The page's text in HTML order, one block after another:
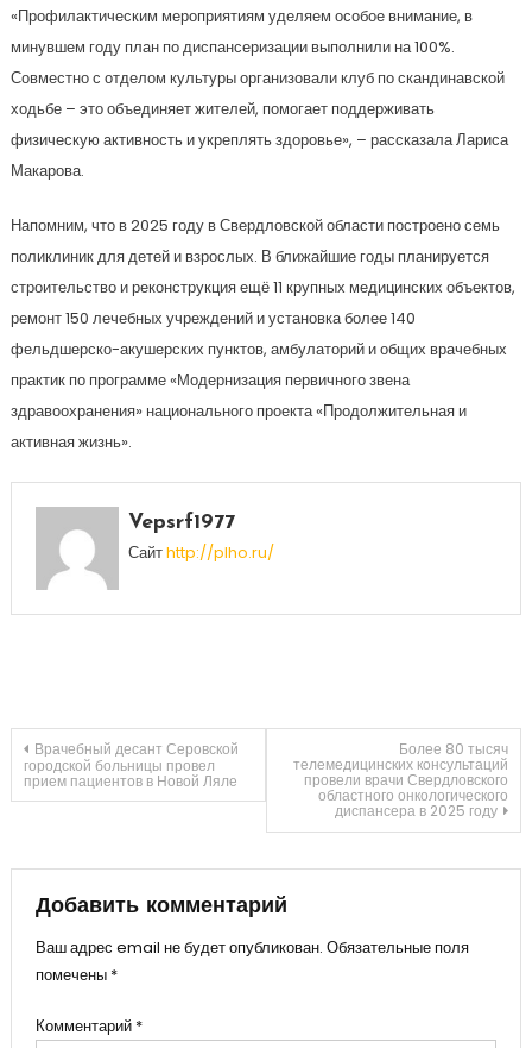
«Профилактическим мероприятиям уделяем особое внимание, в
минувшем году план по диспансеризации выполнили на 100%.
Совместно с отделом культуры организовали клуб по скандинавской
ходьбе – это объединяет жителей, помогает поддерживать
физическую активность и укреплять здоровье», – рассказала Лариса
Макарова.
Напомним, что в 2025 году в Свердловской области построено семь
поликлиник для детей и взрослых. В ближайшие годы планируется
строительство и реконструкция ещё 11 крупных медицинских объектов,
ремонт 150 лечебных учреждений и установка более 140
фельдшерско-акушерских пунктов, амбулаторий и общих врачебных
практик по программе «Модернизация первичного звена
здравоохранения» национального проекта «Продолжительная и
активная жизнь».
Vepsrf1977
Сайтhttp://plho.ru/
Навигация
по
записям
Врачебный десант Серовской
городской больницы провел
прием пациентов в Новой Ляле
Более 80 тысяч
телемедицинских консультаций
провели врачи Свердловского
областного онкологического
диспансера в 2025 году
Добавить комментарий
Ваш адрес email не будет опубликован. Обязательные поля
помечены *
Комментарий *